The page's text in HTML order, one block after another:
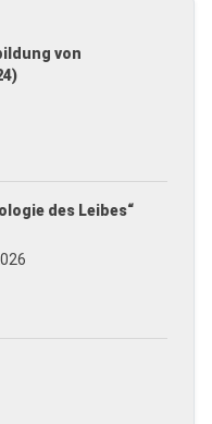
von
des Leibes“